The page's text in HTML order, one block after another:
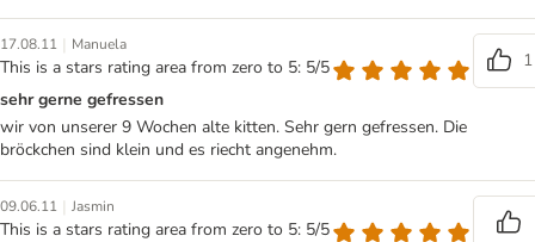
17.08.11 | Manuela
This is a stars rating area from zero to 5: 5/5
1
sehr gerne gefressen
wir von unserer 9 Wochen alte kitten. Sehr gern gefressen. Die
bröckchen sind klein und es riecht angenehm.
09.06.11 | Jasmin
This is a stars rating area from zero to 5: 5/5